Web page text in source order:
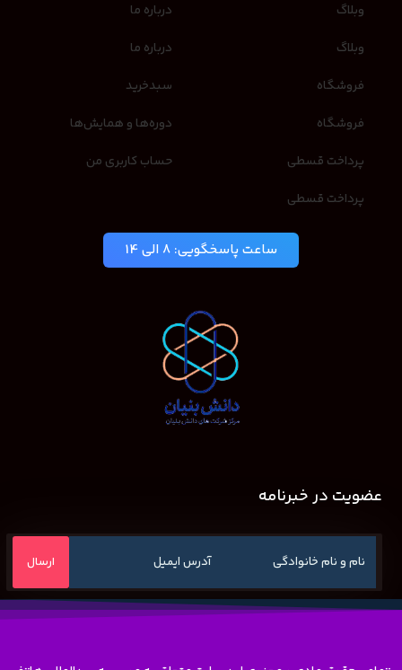
وبلاگ
وبلاگ
فروشگاه
فروشگاه
پرداخت قسطی
پرداخت قسطی
درباره ما
درباره ما
سبدخرید
دوره‌ها و همایش‌ها
حساب کاربری من
ساعت پاسخگویی: 8 الی 14
عضویت در خبرنامه